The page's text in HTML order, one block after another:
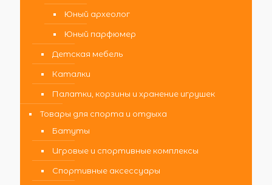
Юный археолог
Юный парфюмер
Детская мебель
Каталки
Палатки, корзины и хранение игрушек
Товары для спорта и отдыха
Батуты
Игровые и спортивные комплексы
Спортивные аксессуары